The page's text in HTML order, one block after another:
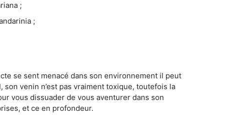
;
;
se sent menacé dans son environnement il peut
venin n’est pas vraiment toxique, toutefois la
vous dissuader de vous aventurer dans son
et ce en profondeur.